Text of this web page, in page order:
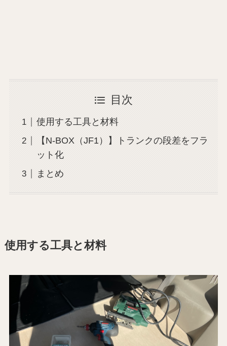
目次
使用する工具と材料
【N-BOX（JF1）】トランクの段差をフラ
ット化
まとめ
使用する工具と材料